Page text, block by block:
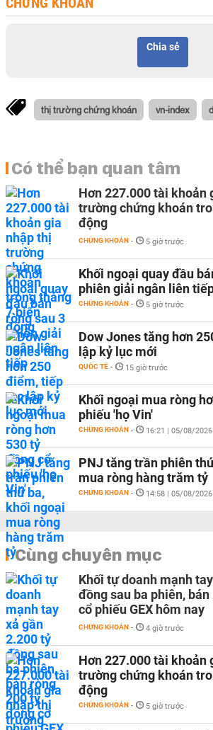
Chia sẻ
thị trường chứng khoán vn-index
Có thể bạn quan tâm
Hơn 227.000 tài khoản
trường chứng khoán
động
CHỨNG KHOÁN - 5 giờ trước
Khối ngoại quay đầu
phiên giải ngân liên
CHỨNG KHOÁN - 5 giờ trước
Dow Jones tăng hơn
lập kỷ lục mới
QUỐC TẾ - 15 giờ trước
Khối ngoại mua ròng
phiếu 'họ Vin'
CHỨNG KHOÁN - 16:21 | 05/08/2026
PNJ tăng trần phiên
mua ròng hàng trăm tỷ
CHỨNG KHOÁN - 14:58 | 05/08/2026
Cùng chuyên mục
Khối tự doanh mạnh
đồng sau ba phiên,
cổ phiếu GEX hôm nay
CHỨNG KHOÁN - 4 giờ trước
Hơn 227.000 tài khoản
trường chứng khoán
động
CHỨNG KHOÁN - 5 giờ trước